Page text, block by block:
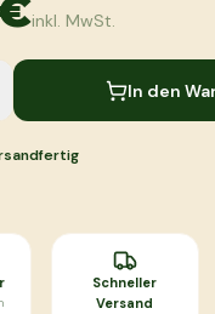
inkl. MwSt.
In den
Schneller
Versand